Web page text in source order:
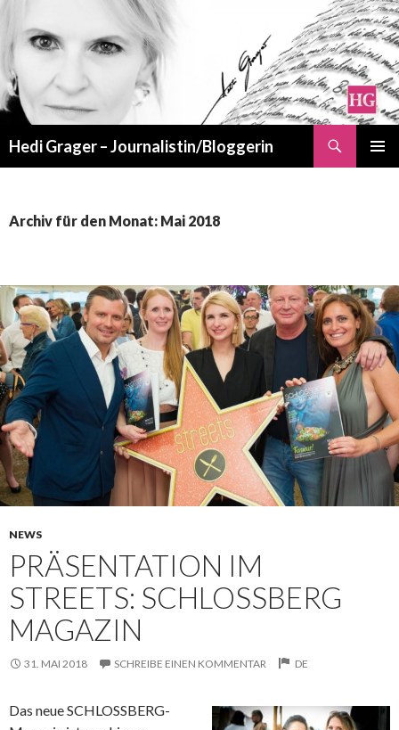
Hedi Grager – Journalistin/Bloggerin
Archiv für den Monat: Mai 2018
NEWS
PRÄSENTATION IM
STREETS: SCHLOSSBERG
MAGAZIN
31. MAI 2018 SCHREIBE EINEN KOMMENTAR DE
Das neue SCHLOSSBERG-